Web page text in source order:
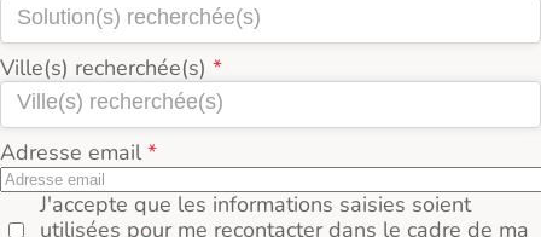
Ville(s) recherchée(s)
Adresse email
J'accepte que les informations saisies soient
utilisées pour me recontacter dans le cadre de ma